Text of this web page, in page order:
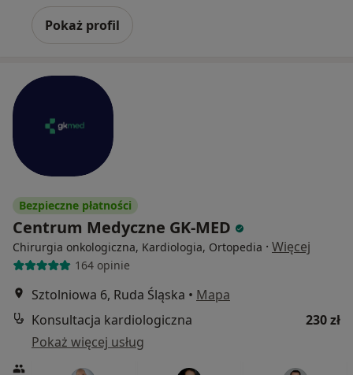
Pokaż profil
Bezpieczne płatności
Centrum Medyczne GK-MED
Chirurgia onkologiczna, Kardiologia, Ortopedia · Więcej
164 opinie
Sztolniowa 6, Ruda Śląska • Mapa
Konsultacja kardiologiczna
230 zł
Pokaż więcej usług